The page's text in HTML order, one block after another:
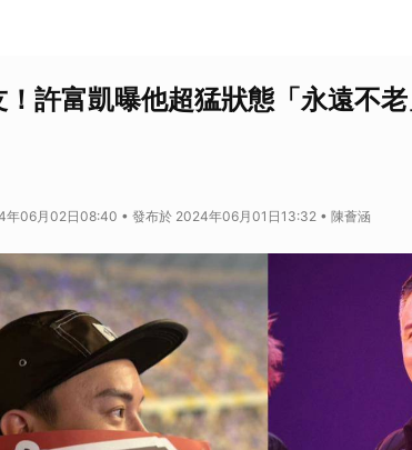
！許富凱曝他超猛狀態「永遠不
年06月02日08:40 • 發布於 2024年06月01日13:32 • 陳薈涵